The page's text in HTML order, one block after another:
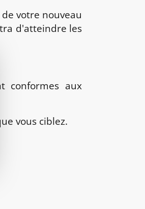
votre nouveau
d'atteindre les
conformes aux
vous ciblez.